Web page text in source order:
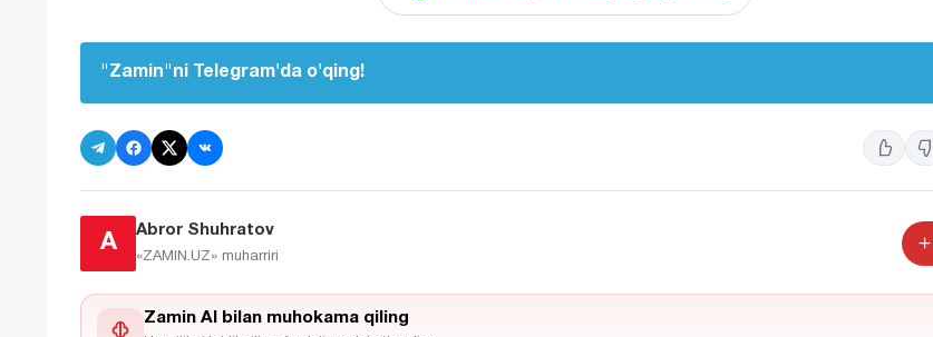
"Zamin"ni Telegram'da o'qing!
A
Abror Shuhratov
«ZAMIN.UZ» muharriri
Zamin AI bilan muhokama qiling